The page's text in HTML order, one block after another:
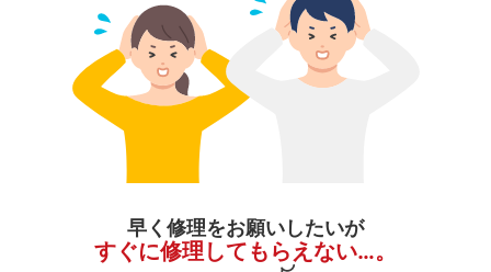
早く修理をお願いしたいが
すぐに修理してもらえない…。